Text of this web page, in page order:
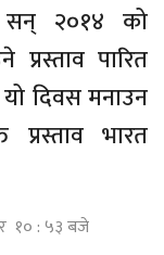
सन् २०१४ को
पारित
दिवस मनाउन
भारत
१० : ५३ बजे